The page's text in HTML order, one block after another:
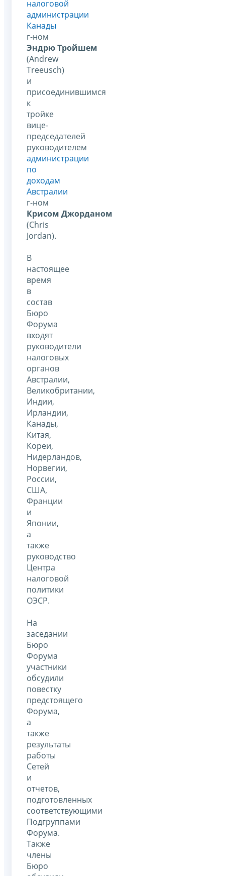
налоговой
администрации
Канады
г-ном
Эндрю Тройшем
(Andrew
Treeusch)
и
присоединившимся
к
тройке
вице-
председателей
руководителем
администрации
по
доходам
Австралии
г-ном
Крисом Джорданом
(Chris
Jordan).
В
настоящее
время
в
состав
Бюро
Форума
входят
руководители
налоговых
органов
Австралии,
Великобритании,
Индии,
Ирландии,
Канады,
Китая,
Кореи,
Нидерландов,
Норвегии,
России,
США,
Франции
и
Японии,
а
также
руководство
Центра
налоговой
политики
ОЭСР.
На
заседании
Бюро
Форума
участники
обсудили
повестку
предстоящего
Форума,
а
также
результаты
работы
Сетей
и
отчетов,
подготовленных
соответствующими
Подгруппами
Форума.
Также
члены
Бюро